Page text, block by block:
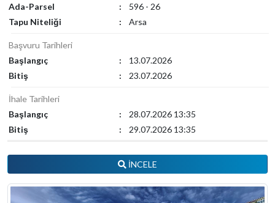
Ada-Parsel :
596 - 26
Tapu Niteliği
: Arsa
Başvuru Tarihleri
Başlangıç
:
13.07.2026
Bitiş
: 23.07.2026
İhale Tarihleri
Başlangıç
:
28.07.2026 13:35
Bitiş
: 29.07.2026 13:35
İNCELE